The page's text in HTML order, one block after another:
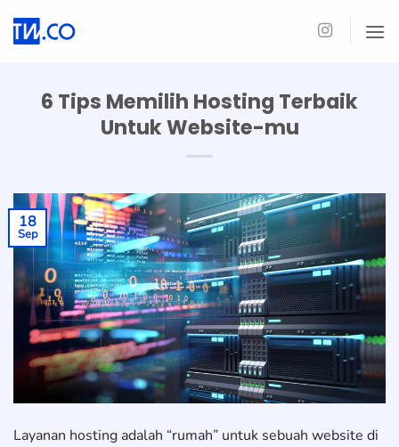
6 Tips Memilih Hosting Terbaik
Untuk Website-mu
18
Sep
Layanan hosting adalah “rumah” untuk sebuah website di